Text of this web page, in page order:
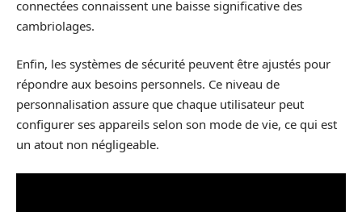
connectées connaissent une baisse significative des
cambriolages.
Enfin, les systèmes de sécurité peuvent être ajustés pour
répondre aux besoins personnels. Ce niveau de
personnalisation assure que chaque utilisateur peut
configurer ses appareils selon son mode de vie, ce qui est
un atout non négligeable.